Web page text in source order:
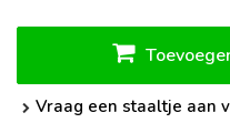
Vraag een staaltje aan